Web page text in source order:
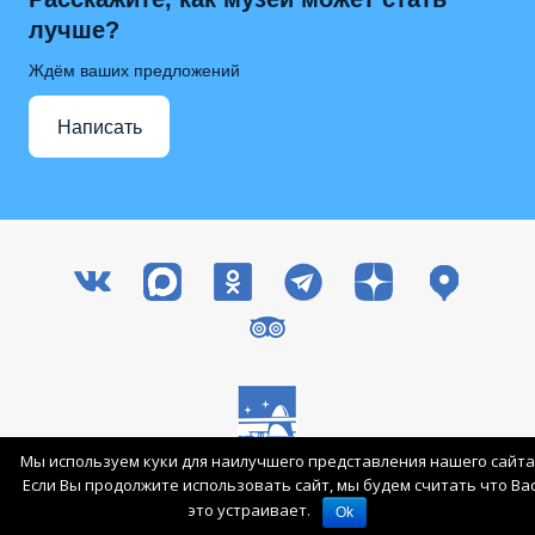
лучше?
Ждём ваших предложений
Написать
Все права защищены © 2003-2026 ГМИК им. К.Э. Циолковского
Вход для сотрудников
Карта сайта
Поддержка патриотических проектов
Мы используем куки для наилучшего представления нашего
Если Вы продолжите использовать сайт, мы будем считать что
это устраивает.
Ok